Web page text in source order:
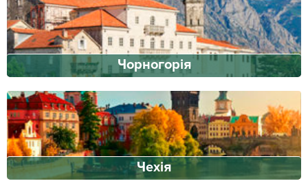
Чорногорія
Чехія